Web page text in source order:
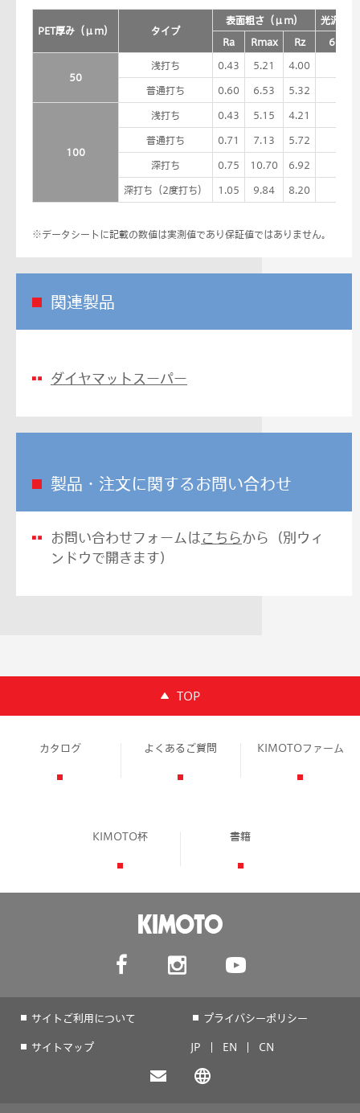
PET厚み（μm） タイプ
表面粗さ（μm）
光沢値
Ra
Rmax Rz 60°
50
浅打ち 0.43 5.21 4.00
普通打ち
0.60 6.53 5.32
100
浅打ち 0.43 5.15 4.21
普通打ち
0.71 7.13 5.72
深打ち
0.75 10.70 6.92
深打ち（2度打ち）
1.05 9.84 8.20
※データシートに記載の数値は実測値であり保証値ではありません。
関連製品
ダイヤマットスーパー
製品・注文に関するお問い合わせ
お問い合わせフォームはこちらから（別ウィ
ンドウで開きます）
TOP
カタログ よくあるご質問 KIMOTOファーム
KIMOTO杯 書籍
サイトご利用について
プライバシーポリシー
サイトマップ
JP EN CN